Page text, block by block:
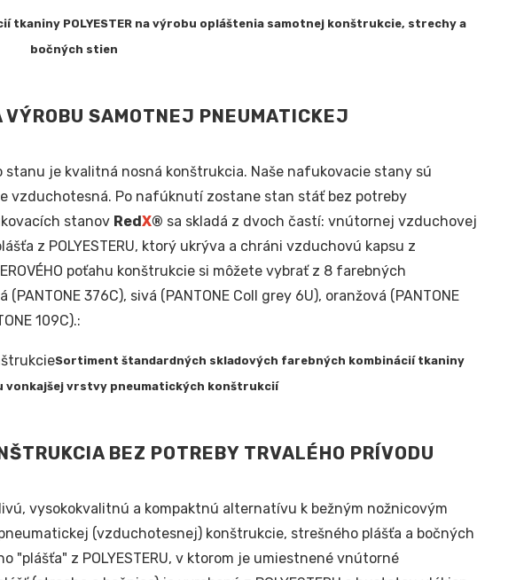
tkaniny POLYESTER na výrobu opláštenia samotnej konštrukcie, strechy a
bočných stien
SAMOTNEJ PNEUMATICKEJ
je kvalitná nosná konštrukcia. Naše nafukovacie stany sú
vzduchotesná. Po nafúknutí zostane stan stáť bez potreby
stanov RedX® sa skladá z dvoch častí: vnútornej vzduchovej
z POLYESTERU, ktorý ukrýva a chráni vzduchovú kapsu z
poťahu konštrukcie si môžete vybrať z 8 farebných
376C), sivá (PANTONE Coll grey 6U), oranžová (PANTONE
109C).:
Sortiment štandardných skladových farebných kombinácií tkaniny
vonkajšej vrstvy pneumatických konštrukcií
BEZ POTREBY TRVALÉHO PRÍVODU
vysokokvalitnú a kompaktnú alternatívu k bežným nožnicovým
(vzduchotesnej) konštrukcie, strešného plášťa a bočných
"plášťa" z POLYESTERU, v ktorom je umiestnené vnútorné